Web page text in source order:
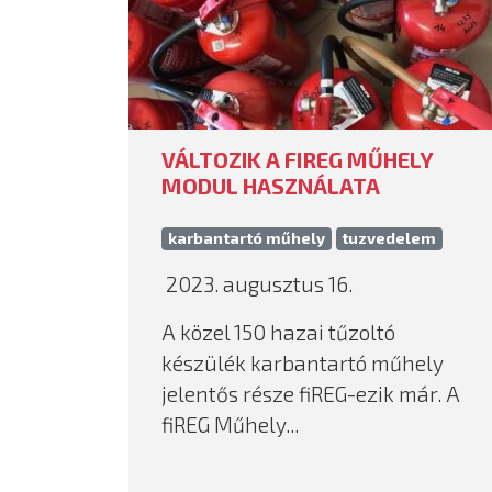
VÁLTOZIK A FIREG MŰHELY
MODUL HASZNÁLATA
karbantartó műhely tuzvedelem
2023. augusztus 16.
A közel 150 hazai tűzoltó
készülék karbantartó műhely
jelentős része fiREG-ezik már. A
fiREG Műhely...